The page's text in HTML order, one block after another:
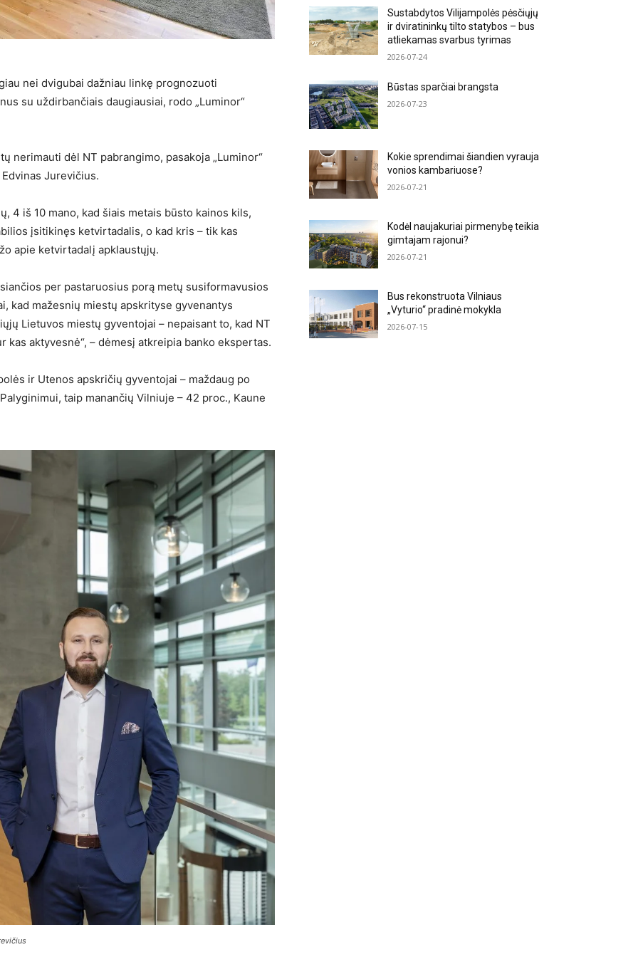
nei dvigubai dažniau linkę prognozuoti
su uždirbančiais daugiausiai, rodo „Luminor“
nerimauti dėl NT pabrangimo, pasakoja „Luminor“
Jurevičius.
4 iš 10 mano, kad šiais metais būsto kainos kils,
įsitikinęs ketvirtadalis, o kad kris – tik kas
apie ketvirtadalį apklaustųjų.
per pastaruosius porą metų susiformavusios
kad mažesnių miestų apskrityse gyvenantys
Lietuvos miestų gyventojai – nepaisant to, kad NT
aktyvesnė“, – dėmesį atkreipia banko ekspertas.
ir Utenos apskričių gyventojai – maždaug po
taip manančių Vilniuje – 42 proc., Kaune
Sustabdytos Vilijampolės pėsčiųjų
ir dviratininkų tilto statybos – bus
atliekamas svarbus tyrimas
2026-07-24
Būstas sparčiai brangsta
2026-07-23
Kokie sprendimai šiandien vyrauja
vonios kambariuose?
2026-07-21
Kodėl naujakuriai pirmenybę teikia
gimtajam rajonui?
2026-07-21
Bus rekonstruota Vilniaus
„Vyturio“ pradinė mokykla
2026-07-15